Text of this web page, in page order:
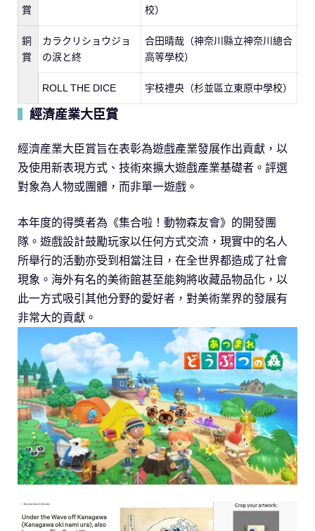
賞
校）
銅
賞
カラクリショウジョ
の涙と終
合田晴哉（神奈川縣立神奈川總合
高等學校）
ROLL THE DICE 宇枝禮央（杉並區立東原中學校）
經濟産業大臣賞
經濟産業大臣賞旨在表彰為遊戲產業發展作出貢獻，以
及使用新表現方式、技術來擴大遊戲產業基礎者。評選
對象為人物或團體，而非單一遊戲。
本年度的得獎者為《集合啦！動物森友會》的開發團
隊。遊戲設計鼓勵玩家以任何方式交流，現實中的名人
所舉行的活動亦受到相當注目，在全世界都造成了社會
現象。海外有名的美術館甚至能夠將收藏品物品化，以
此一方式吸引其他分野的愛好者，對美術業界的發展有
非常大的貢獻。